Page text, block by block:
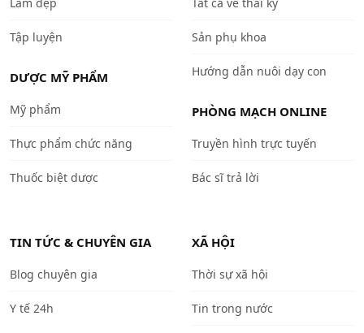
Tập luyện
DƯỢC MỸ PHẨM
Mỹ phẩm
Thực phẩm chức năng
Thuốc biệt dược
Sản phụ khoa
Hướng dẫn nuôi dạy con
PHÒNG MẠCH ONLINE
Truyền hình trực tuyến
Bác sĩ trả lời
TIN TỨC & CHUYÊN GIA
Blog chuyên gia
Y tế 24h
XÃ HỘI
Thời sự xã hội
Tin trong nước